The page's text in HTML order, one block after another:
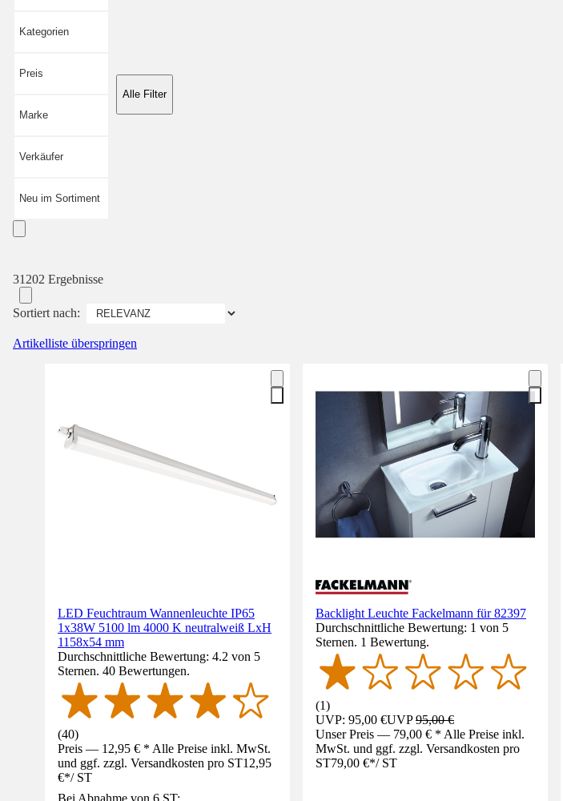
Kategorien
Preis
Marke
Verkäufer
Neu im Sortiment
Alle Filter
31202 Ergebnisse
Sortiert nach:
Artikelliste überspringen
LED Feuchtraum Wannenleuchte IP65
1x38W 5100 lm 4000 K neutralweiß LxH
1158x54 mm
Durchschnittliche Bewertung: 4.2 von 5
Sternen. 40 Bewertungen.
(40)
Preis — 12,95 € * Alle Preise inkl. MwSt.
und ggf. zzgl. Versandkosten pro ST12,95
€*/ ST
Bei Abnahme von 6 ST:
Backlight Leuchte Fackelmann für 82397
Durchschnittliche Bewertung: 1 von 5
Sternen. 1 Bewertung.
(1)
UVP: 95,00 €UVP95,00 €
Unser Preis — 79,00 € * Alle Preise inkl.
MwSt. und ggf. zzgl. Versandkosten pro
ST79,00 €*/ ST